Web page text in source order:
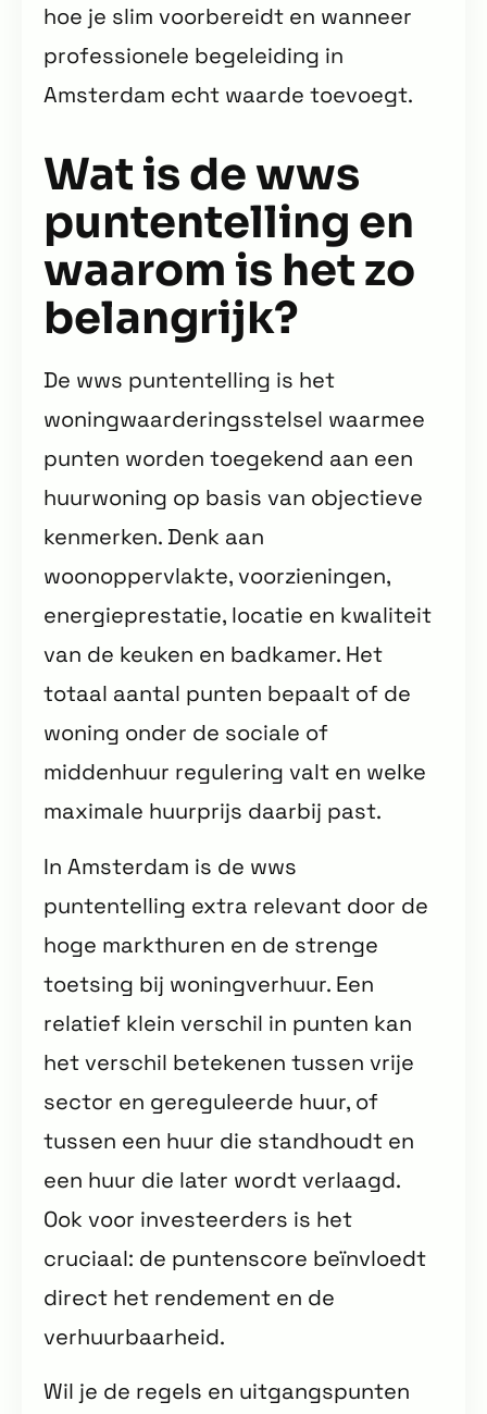
hoe je slim voorbereidt en wanneer
professionele begeleiding in
Amsterdam echt waarde toevoegt.
Wat is de wws
puntentelling en
waarom is het zo
belangrijk?
De wws puntentelling is het
woningwaarderingsstelsel waarmee
punten worden toegekend aan een
huurwoning op basis van objectieve
kenmerken. Denk aan
woonoppervlakte, voorzieningen,
energieprestatie, locatie en kwaliteit
van de keuken en badkamer. Het
totaal aantal punten bepaalt of de
woning onder de sociale of
middenhuur regulering valt en welke
maximale huurprijs daarbij past.
In Amsterdam is de wws
puntentelling extra relevant door de
hoge markthuren en de strenge
toetsing bij woningverhuur. Een
relatief klein verschil in punten kan
het verschil betekenen tussen vrije
sector en gereguleerde huur, of
tussen een huur die standhoudt en
een huur die later wordt verlaagd.
Ook voor investeerders is het
cruciaal: de puntenscore beïnvloedt
direct het rendement en de
verhuurbaarheid.
Wil je de regels en uitgangspunten